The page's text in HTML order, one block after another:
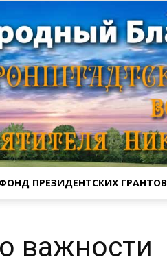
ФОНД ПРЕЗИДЕНТСКИХ ГРАНТОВ
важности